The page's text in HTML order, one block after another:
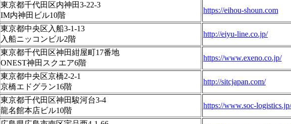
東京都千代田区内神田3-22-3
IM内神田ビル10階
https://eihou-shoun.com
東京都中央区入船3-1-13
入船ニッコンビル2階
http://eiyu-line.co.jp/
東京都千代田区神田紺屋町17番地
ONEST神田スクエア6階
https://www.exeno.co.jp/
東京都中央区京橋2-2-1
京橋エドグラン16階
http://sitcjapan.com/
東京都千代田区神田駿河台3-4
龍名館本店ビル10階
https://www.soc-logistics.jp/